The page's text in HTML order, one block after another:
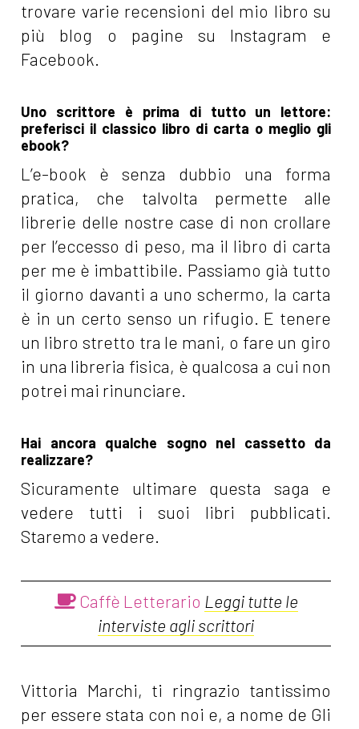
trovare varie recensioni del mio libro su
più blog o pagine su Instagram e
Facebook.
Uno scrittore è prima di tutto un lettore:
preferisci il classico libro di carta o meglio gli
ebook?
L’e-book è senza dubbio una forma
pratica, che talvolta permette alle
librerie delle nostre case di non crollare
per l’eccesso di peso, ma il libro di carta
per me è imbattibile. Passiamo già tutto
il giorno davanti a uno schermo, la carta
è in un certo senso un rifugio. E tenere
un libro stretto tra le mani, o fare un giro
in una libreria fisica, è qualcosa a cui non
potrei mai rinunciare.
Hai ancora qualche sogno nel cassetto da
realizzare?
Sicuramente ultimare questa saga e
vedere tutti i suoi libri pubblicati.
Staremo a vedere.
Caffè Letterario Leggi tutte le
interviste agli scrittori
Vittoria Marchi, ti ringrazio tantissimo
per essere stata con noi e, a nome de Gli